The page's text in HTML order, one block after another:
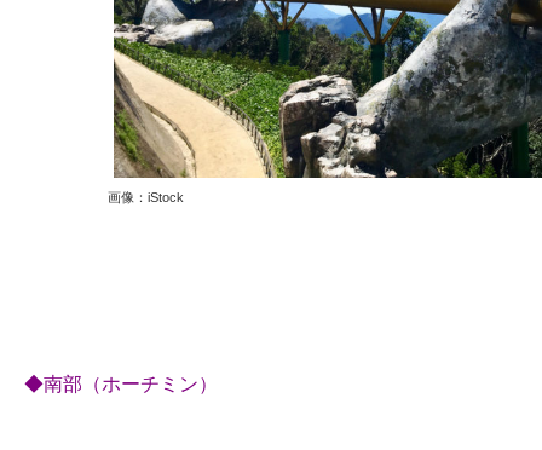
画像：iStock
◆南部（ホーチミン）